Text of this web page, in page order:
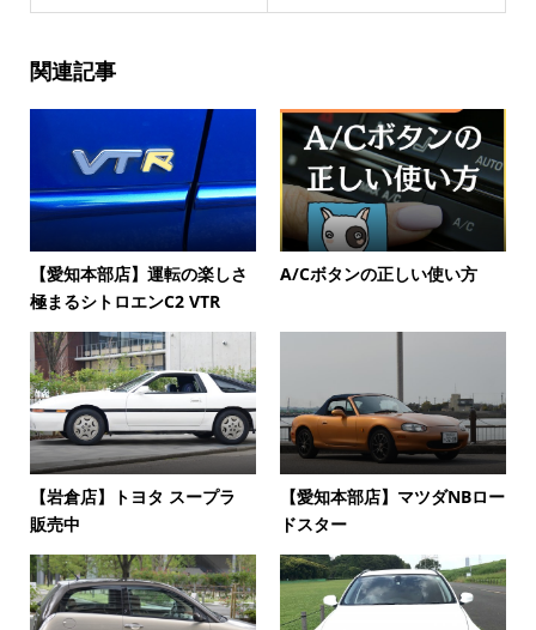
関連記事
【愛知本部店】運転の楽しさ
極まるシトロエンC2 VTR
A/Cボタンの正しい使い方
【岩倉店】トヨタ スープラ
販売中
【愛知本部店】マツダNBロー
ドスター